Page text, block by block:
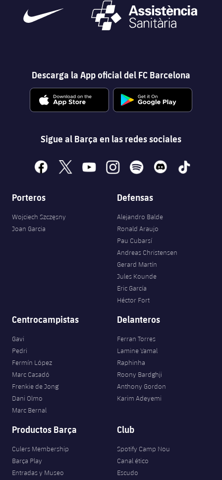
Descarga la App oficial del FC Barcelona
Sigue al Barça en las redes sociales
facebook
x youtubeinstagramspotify discord tiktok
Porteros
Wojciech Szczęsny
Joan Garcia
Defensas
Alejandro Balde
Ronald Araujo
Pau Cubarsí
Andreas Christensen
Gerard Martín
Jules Kounde
Eric García
Héctor Fort
Centrocampistas
Gavi
Pedri
Fermín López
Marc Casadó
Frenkie de Jong
Dani Olmo
Marc Bernal
Delanteros
Ferran Torres
Lamine Yamal
Raphinha
Roony Bardghji
Anthony Gordon
Karim Adeyemi
Productos Barça
Culers Membership
Barça Play
Entradas y Museo
Club
Spotify Camp Nou
Canal ético
Escudo